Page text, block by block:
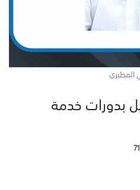
المطيري
بدورات خدمة